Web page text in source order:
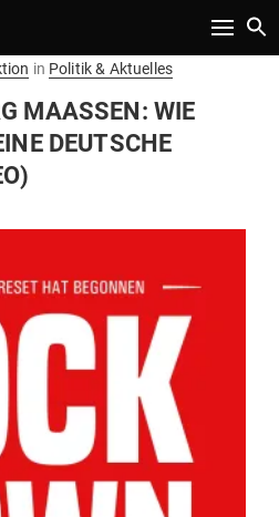
Toggle
in Politik & Aktuelles
MAASSEN: WIE F
DEUTSCHE B